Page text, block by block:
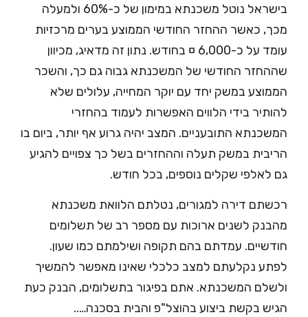
בישראל נוטל משכנתא במימון של כ-60% ולמעלה
מכך, כאשר ההחזר החודשי הממוצע בערים מרכזיות
עומד על כ-6,000 ¤ בחודש. נתון זה מדאיג, מכיוון
שההחזר החודשי של המשכנתא גבוה גם כך, והשכר
הממוצע במשק יחד עם יוקר המחייה, עלולים שלא
להותיר בידי הלווים האפשרות לעמוד בהחזרי
המשכנתא התובעניים. המצב יהיה גרוע אף יותר, ביום בו
הריבית במשק תעלה וההחזרים בשל כך צפויים להגיע
גם לאלפי שקלים נוספים, בכל חודש.
רכשתם דירה למגורים, נטלתם הלוואת משכנתא
מהבנק לשנים ארוכות עם מספר רב של תשלומים
חודשיים. עמדתם בהם תקופה ושילמתם כמו שעון.
לפתע נקלעתם למצב כלכלי שאינו מאפשר להמשיך
ולשלם המשכנתא. אתם בפיגור בתשלומים, הבנק כעת
הגיש בקשת ביצוע בהוצל"פ והבית בסכנה…..